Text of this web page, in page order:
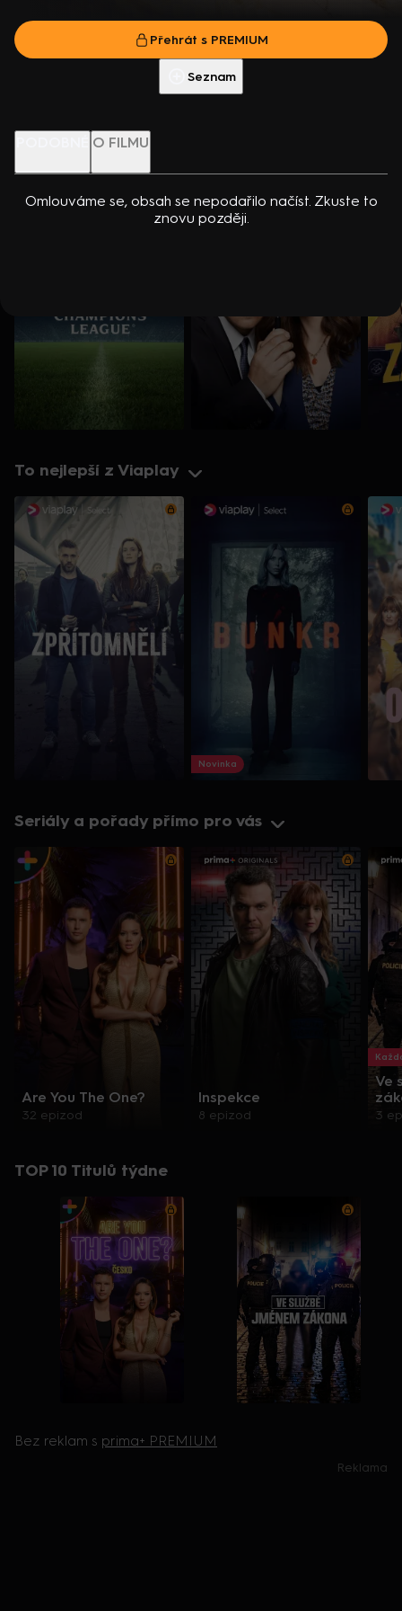
další. Režie A. Rickman Přehrát s PREMIUM
Seznam
O FILMU
Omlouváme se, obsah se nepodařilo načíst. Zkuste to
znovu později.
Kreuková, R. Sutherland, A. Douglas, M. Loweová, S.
Spracklinová a další
Přehrát ukázku
Přehrát s PREMIUM
Více info
To nejlepší z Viaplay
Novinka
Seriály a pořady přímo pro vás
Are You The One?
32 epizod
Inspekce
8 epizod
Ve
3
TOP 10 Titulů týdne
Bez reklam s prima+ PREMIUM
Reklama